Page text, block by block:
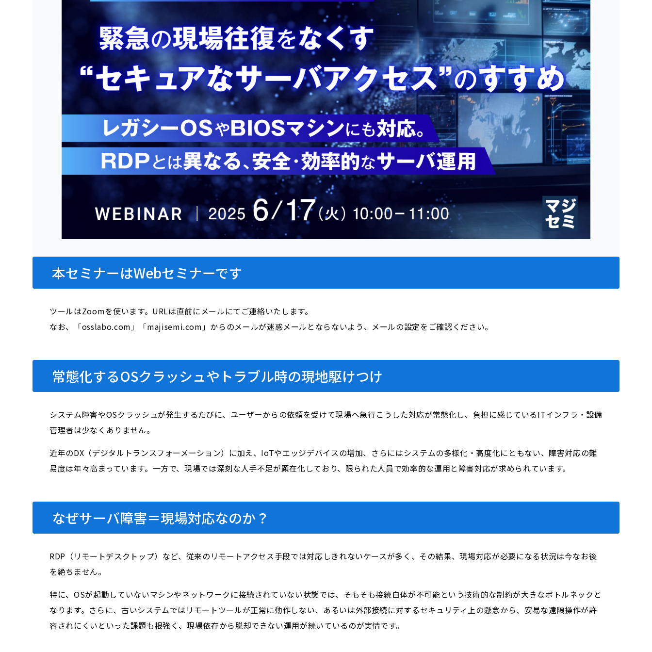
本セミナーはWebセミナーです
ツールはZoomを使います。URLは直前にメールにてご連絡いたします。
なお、「osslabo.com」「majisemi.com」からのメールが迷惑メールとならないよう、メールの設定をご確認ください。
常態化するOSクラッシュやトラブル時の現地駆けつけ
システム障害やOSクラッシュが発生するたびに、ユーザーからの依頼を受けて現場へ急行――こうした対応が常態化し、負担に感じているITインフラ・設備
管理者は少なくありません。
近年のDX（デジタルトランスフォーメーション）に加え、IoTやエッジデバイスの増加、さらにはシステムの多様化・高度化にともない、障害対応の難
易度は年々高まっています。一方で、現場では深刻な人手不足が顕在化しており、限られた人員で効率的な運用と障害対応が求められています。
なぜサーバ障害＝現場対応なのか？
RDP（リモートデスクトップ）など、従来のリモートアクセス手段では対応しきれないケースが多く、その結果、現場対応が必要になる状況は今なお後
を絶ちません。
特に、OSが起動していないマシンやネットワークに接続されていない状態では、そもそも接続自体が不可能という技術的な制約が大きなボトルネックと
なります。さらに、古いシステムではリモートツールが正常に動作しない、あるいは外部接続に対するセキュリティ上の懸念から、安易な遠隔操作が許
容されにくいといった課題も根強く、現場依存から脱却できない運用が続いているのが実情です。